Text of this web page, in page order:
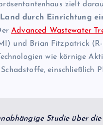
zielt
durch Einrichtung
Advanced Wastewater
und Brian Fitzpatrick
wie körnige
einschließlich
Studie über